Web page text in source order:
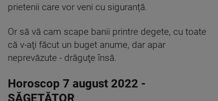
prietenii care vor veni cu siguranță.
Or să vă cam scape banii printre degete, cu toate
că v-aţi făcut un buget anume, dar apar
neprevăzute - drăguţe însă.
Horoscop 7 august 2022 -
SĂGETĂTOR